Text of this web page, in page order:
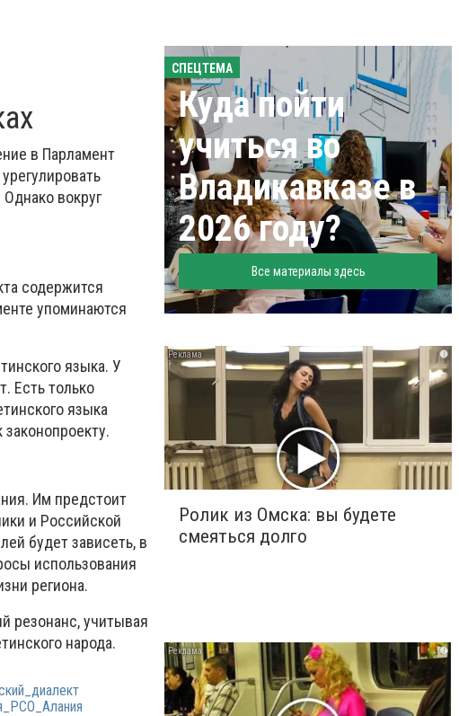
в Парламент
вокруг
содержится
упоминаются
языка. У
Есть только
языка
Им предстоит
и Российской
будет зависеть, в
использования
региона.
резонанс, учитывая
народа.
СПЕЦТЕМА
Куда пойти
учиться во
Владикавказе в
2026 году?
Все материалы здесь
i
Ролик из Омска: вы будете
смеяться долго
i